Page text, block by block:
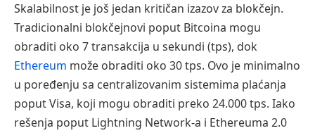
Skalabilnost je još jedan kritičan izazov za blokčejn.
Tradicionalni blokčejnovi poput Bitcoina mogu
obraditi oko 7 transakcija u sekundi (tps), dok
Ethereum može obraditi oko 30 tps. Ovo je minimalno
u poređenju sa centralizovanim sistemima plaćanja
poput Visa, koji mogu obraditi preko 24.000 tps. Iako
rešenja poput Lightning Network-a i Ethereuma 2.0